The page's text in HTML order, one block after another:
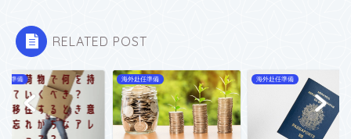
RELATED POST
任準備 海外赴任準備 海外赴任準備